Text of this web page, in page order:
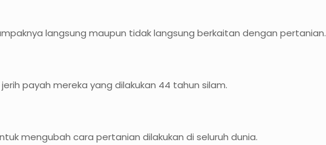
langsung maupun tidak langsung berkaitan dengan pertanian.
payah mereka yang dilakukan 44 tahun silam.
mengubah cara pertanian dilakukan di seluruh dunia.